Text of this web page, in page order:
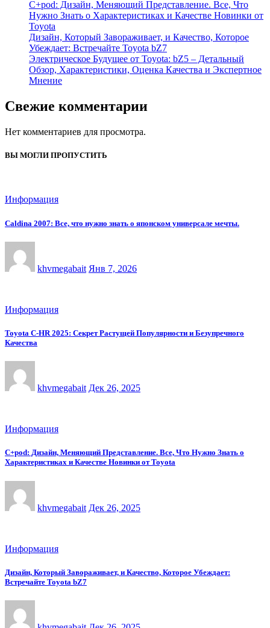
C+pod: Дизайн, Меняющий Представление. Все, Что
Нужно Знать о Характеристиках и Качестве Новинки от
Toyota
Дизайн, Который Завораживает, и Качество, Которое
Убеждает: Встречайте Toyota bZ7
Электрическое Будущее от Toyota: bZ5 – Детальный
Обзор, Характеристики, Оценка Качества и Экспертное
Мнение
Свежие комментарии
Нет комментариев для просмотра.
ВЫ МОГЛИ ПРОПУСТИТЬ
Информация
Caldina 2007: Все, что нужно знать о японском универсале мечты.
khvmegabait Янв 7, 2026
Информация
Toyota C-HR 2025: Секрет Растущей Популярности и Безупречного
Качества
khvmegabait Дек 26, 2025
Информация
C+pod: Дизайн, Меняющий Представление. Все, Что Нужно Знать о
Характеристиках и Качестве Новинки от Toyota
khvmegabait Дек 26, 2025
Информация
Дизайн, Который Завораживает, и Качество, Которое Убеждает:
Встречайте Toyota bZ7